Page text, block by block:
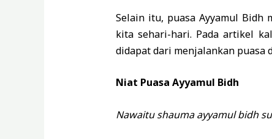
Selain itu, puasa Ayyamul Bidh
kita sehari-hari. Pada artikel
didapat dari menjalankan puasa
Niat Puasa Ayyamul Bidh
Nawaitu shauma ayyamul bidh